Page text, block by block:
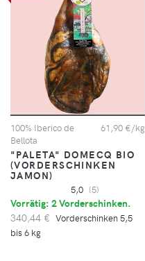
100% Iberico de
Bellota
61,90 €/kg
"PALETA" DOMECQ BIO
(VORDERSCHINKEN
JAMON)
5,0 (5)
Vorrätig: 2 Vorderschinken.
340,44 € Vorderschinken 5,5
bis 6 kg